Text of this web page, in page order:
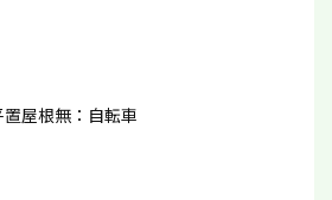
屋根無：自転車